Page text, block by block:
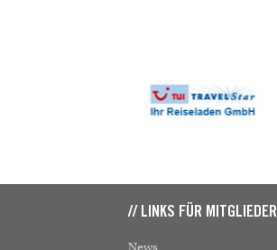
// LINKS FÜR MITGLIEDER